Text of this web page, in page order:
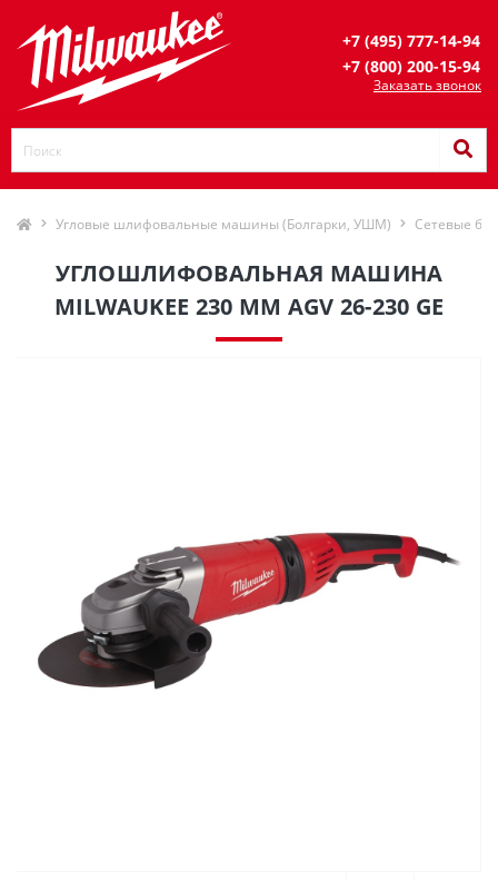
+7 (495) 777-14-94
+7 (800) 200-15-94
Заказать звонок
Угловые шлифовальные машины (Болгарки, УШМ) Сетевые
УГЛОШЛИФОВАЛЬНАЯ МАШИНА
MILWAUKEE 230 ММ AGV 26-230 GE